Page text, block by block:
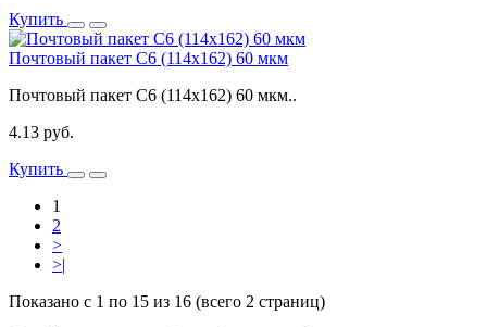
Купить
Почтовый пакет C6 (114x162) 60 мкм
Почтовый пакет C6 (114x162) 60 мкм..
4.13 руб.
Купить
1
2
>
>|
Показано с 1 по 15 из 16 (всего 2 страниц)